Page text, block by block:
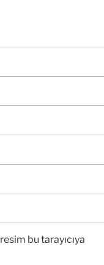
bu tarayıcıya